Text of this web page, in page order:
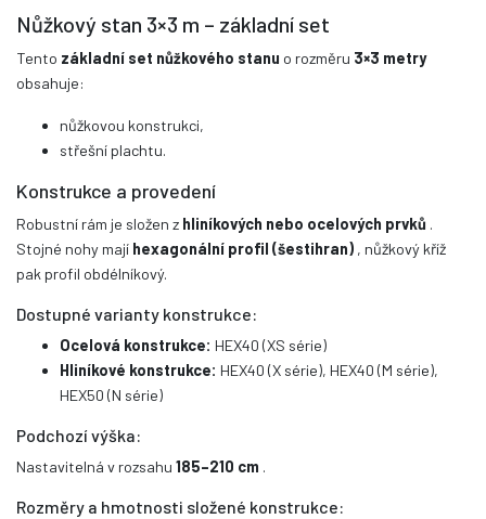
Nůžkový stan 3×3 m – základní set
Tento základní set nůžkového stanu o rozměru 3×3 metry
obsahuje:
nůžkovou konstrukci,
střešní plachtu.
Konstrukce a provedení
Robustní rám je složen z hliníkových nebo ocelových prvků .
Stojné nohy mají hexagonální profil (šestihran) , nůžkový kříž
pak profil obdélníkový.
Dostupné varianty konstrukce:
Ocelová konstrukce: HEX40 (XS série)
Hliníkové konstrukce: HEX40 (X série), HEX40 (M série),
HEX50 (N série)
Podchozí výška:
Nastavitelná v rozsahu 185–210 cm .
Rozměry a hmotnosti složené konstrukce: